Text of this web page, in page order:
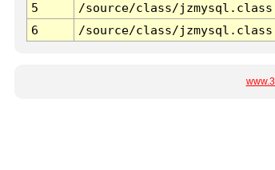
5
/source/class/
6
/source/class/